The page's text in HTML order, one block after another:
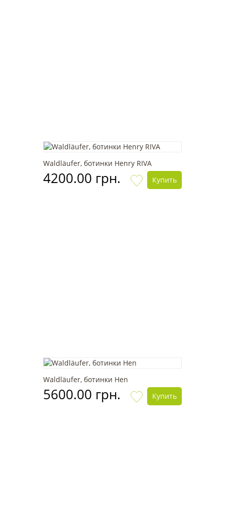
Waldläufer, ботинки Henry RIVA
4200.00 грн. Купить
Waldläufer, ботинки Hen
5600.00 грн. Купить